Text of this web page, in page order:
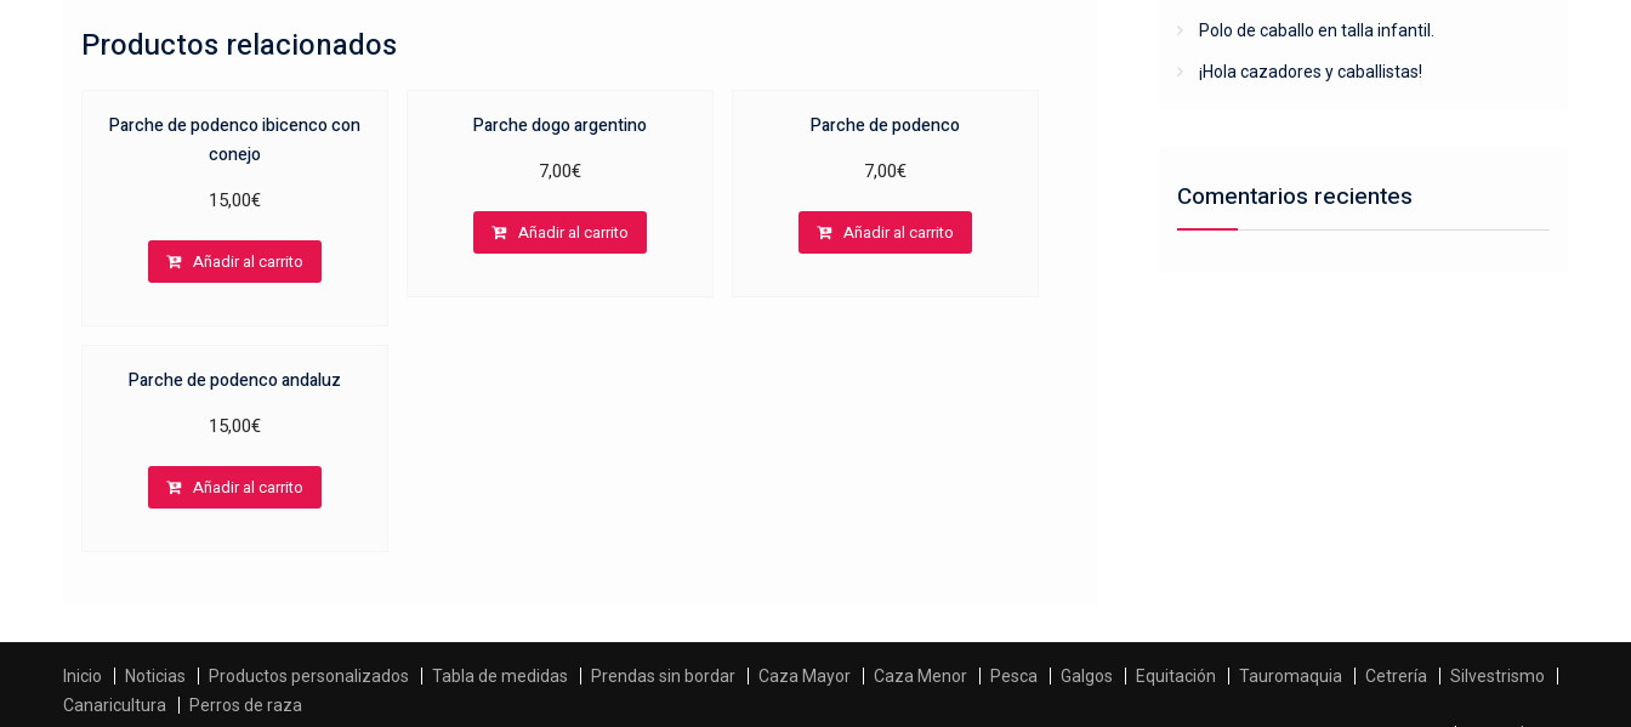
Productos relacionados
Parche de podenco ibicenco con
conejo
15,00€
Añadir al carrito
Parche dogo argentino
7,00€
Añadir al carrito
Parche de podenco
7,00€
Añadir al carrito
Parche de podenco andaluz
15,00€
Añadir al carrito
Polo de caballo en talla infantil.
¡Hola cazadores y caballistas!
Comentarios recientes
Inicio Noticias Productos personalizados Tabla de medidas Prendas sin bordar Caza Mayor Caza Menor Pesca Galgos Equitación Tauromaquia Cetrería
Silvestrismo
Canaricultura
Perros de raza